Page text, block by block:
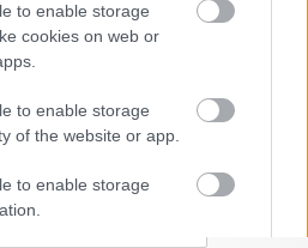
to enable storage
cookies on web or
to enable storage
of the website or app.
to enable storage